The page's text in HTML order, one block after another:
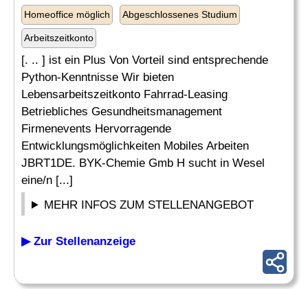
Homeoffice möglich Abgeschlossenes Studium
Arbeitszeitkonto
[. .. ] ist ein Plus Von Vorteil sind entsprechende
Python-Kenntnisse Wir bieten
Lebensarbeitszeitkonto Fahrrad-Leasing
Betriebliches Gesundheitsmanagement
Firmenevents Hervorragende
Entwicklungsmöglichkeiten Mobiles Arbeiten
JBRT1DE. BYK-Chemie Gmb H sucht in Wesel
eine/n [...]
MEHR INFOS ZUM STELLENANGEBOT
▶ Zur Stellenanzeige